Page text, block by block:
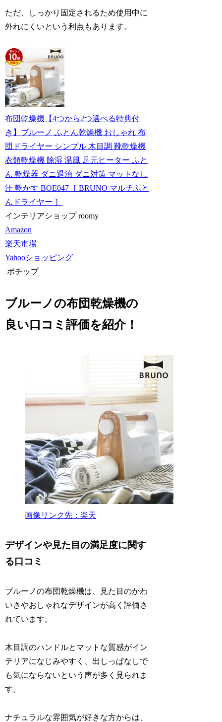
ただ、しっかり固定されるため使用中に
外れにくいという利点もあります。
布団乾燥機【4つから2つ選べる特典付
き】ブルーノ ふとん乾燥機 おしゃれ 布
団ドライヤー シンプル 木目調 靴乾燥機
衣類乾燥機 除湿 温風 足元ヒーター ふと
ん 乾燥器 ダニ退治 ダニ対策 マットなし
汗 乾かす BOE047［ BRUNO マルチふと
んドライヤー ］
インテリアショップ roomy
Amazon
楽天市場
Yahooショッピング
ポチップ
ブルーノの布団乾燥機の
良い口コミ評価を紹介！
画像リンク先：楽天
デザインや見た目の満足度に関す
る口コミ
ブルーノの布団乾燥機は、見た目のかわ
いさやおしゃれなデザインが高く評価さ
れています。
木目調のハンドルとマットな質感がイン
テリアになじみやすく、出しっぱなしで
も気にならないという声が多く見られま
す。
ナチュラルな雰囲気が好きな方からは、